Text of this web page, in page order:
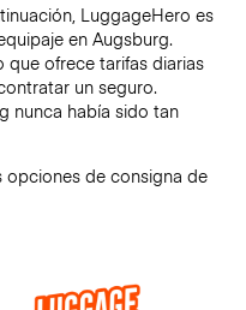
LuggageHero es
en Augsburg.
que ofrece tarifas diarias
un seguro.
nunca había sido tan
opciones de consigna de